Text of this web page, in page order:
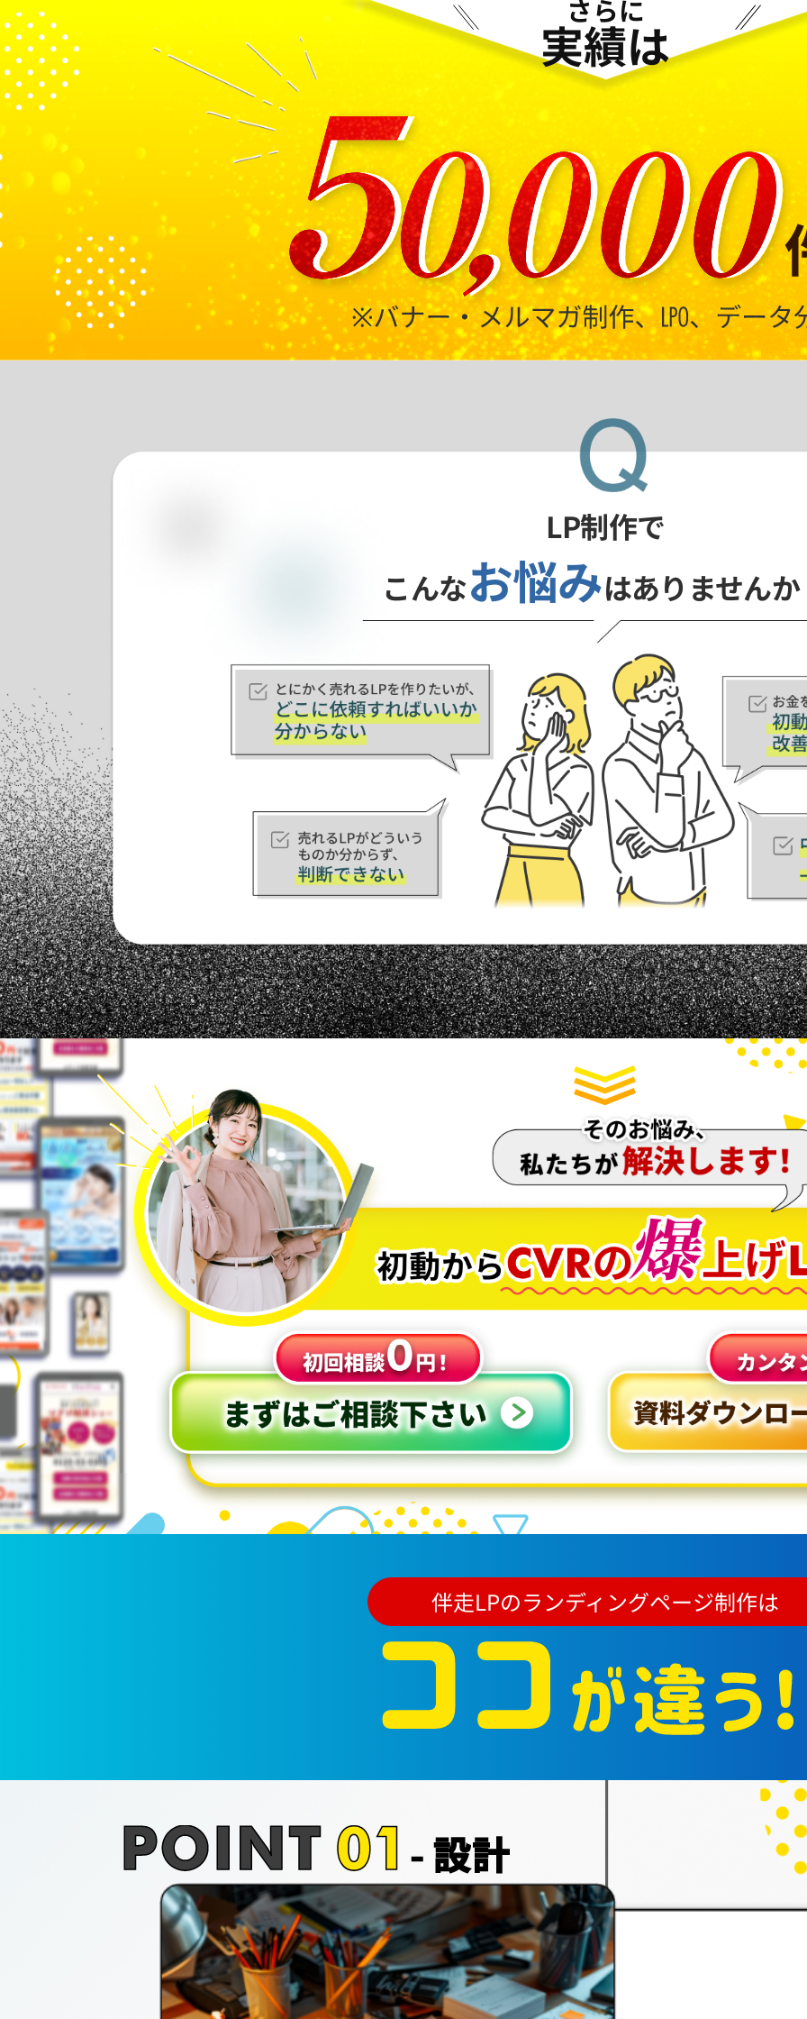
さらに
実績は
LP制作で
こんなお悩みはありません
伴走LPのランディングページ制作は